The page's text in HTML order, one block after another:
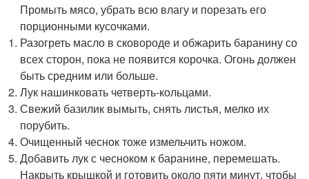
Промыть мясо, убрать всю влагу и порезать его
порционными кусочками.
Разогреть масло в сковороде и обжарить баранину со
всех сторон, пока не появится корочка. Огонь должен
быть средним или больше.
Лук нашинковать четверть-кольцами.
Свежий базилик вымыть, снять листья, мелко их
порубить.
Очищенный чеснок тоже измельчить ножом.
Добавить лук с чесноком к баранине, перемешать.
Накрыть крышкой и готовить около пяти минут, чтобы